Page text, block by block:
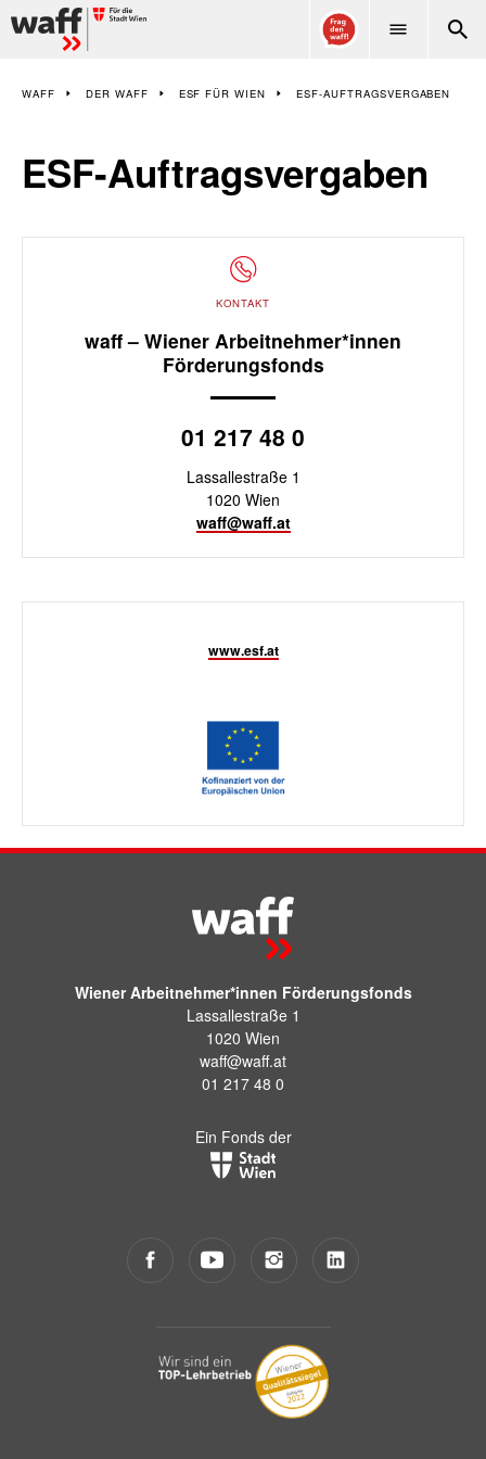
WAFF DER WAFF ESF FÜR WIEN ESF-AUFTRAGSVERGABEN
ESF-Auftragsvergaben
KONTAKT
waff – Wiener Arbeitnehmer*innen
Förderungsfonds
01 217 48 0
Lassallestraße 1
1020 Wien
waff@waff.at
www.esf.at
Wiener Arbeitnehmer*innen Förderungsfonds
Lassallestraße 1
1020 Wien
waff@waff.at
01 217 48 0
Ein Fonds der